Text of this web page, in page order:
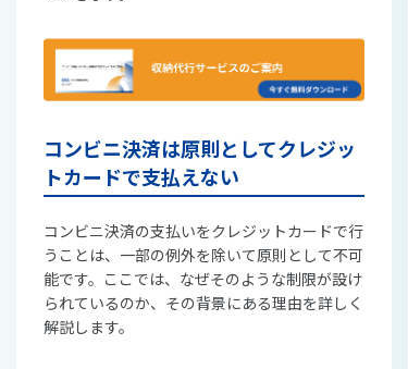
コンビニ決済は原則としてクレジッ
トカードで支払えない
コンビニ決済の支払いをクレジットカードで行
うことは、一部の例外を除いて原則として不可
能です。ここでは、なぜそのような制限が設け
られているのか、その背景にある理由を詳しく
解説します。